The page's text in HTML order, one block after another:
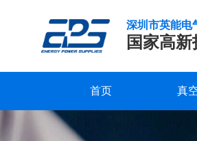
深圳市英能电
国家高
首页 真
研发实力
服务支持
公司新闻
公司概况
联系我们